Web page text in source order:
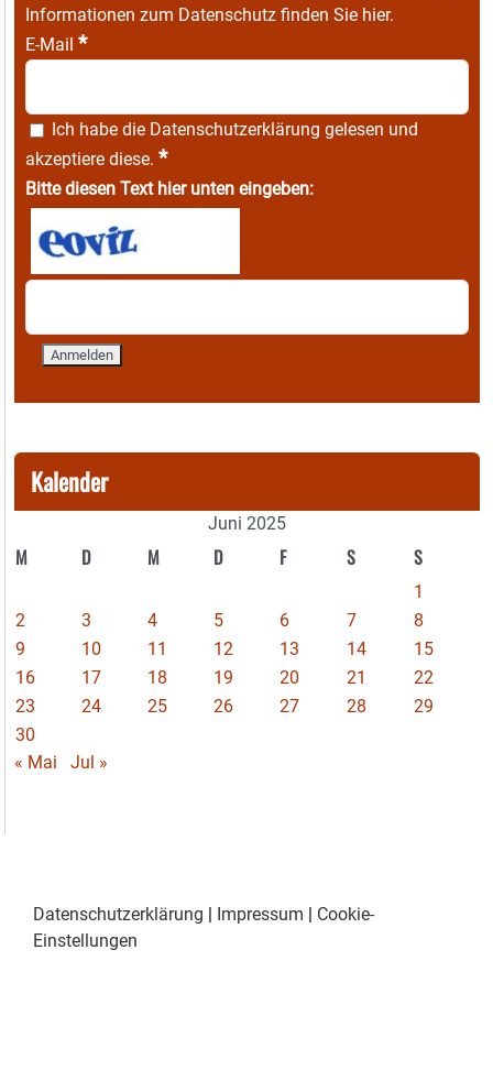
Informationen zum Datenschutz finden Sie hier.
E-Mail *
Ich habe die Datenschutzerklärung gelesen und
akzeptiere diese. *
Bitte diesen Text hier unten eingeben:
Kalender
Juni 2025
M D M D F S S
1
2
3 4 5 6 7
8
9
10 11 12 13 14
15
16
17 18 19 20 21
22
23
24 25 26 27 28
29
30
« Mai
Jul »
Datenschutzerklärung | Impressum | Cookie-
Einstellungen